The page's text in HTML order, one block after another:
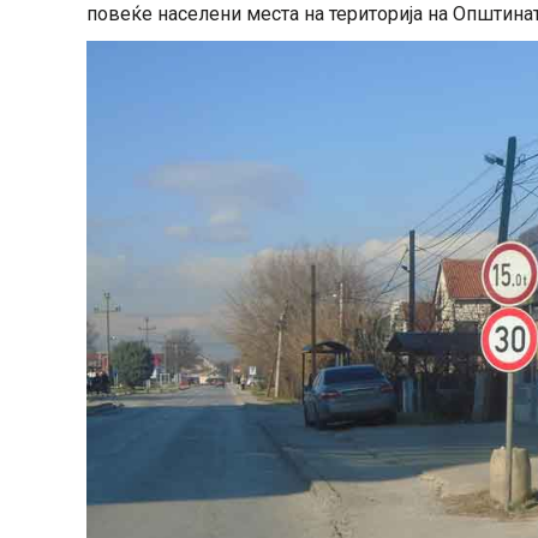
повеќе населени места на територија на